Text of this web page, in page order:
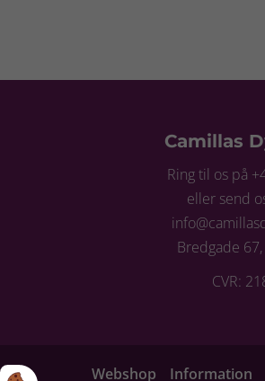
Camillas
Ring til os på
eller send
Bredgade
CVR:
Webshop Information